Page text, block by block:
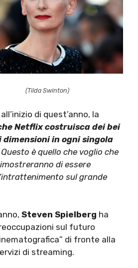
(Tilda Swinton)
di quest’anno, la
Netflix costruisca dei bei
in ogni singola
Questo è quello che voglio che
di essere
sul grande
Steven Spielberg ha
sul futuro
di fronte alla
di streaming.